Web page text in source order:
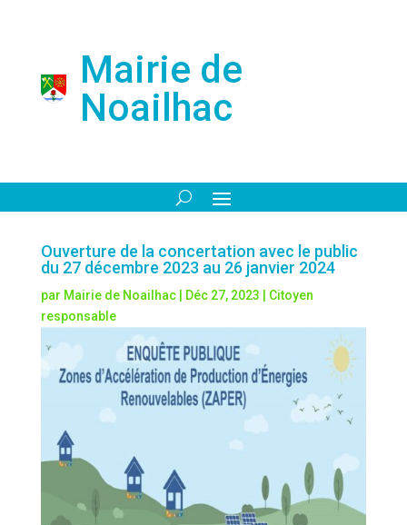
Mairie de
Noailhac
Ouverture de la concertation avec le public
du 27 décembre 2023 au 26 janvier 2024
par Mairie de Noailhac| Déc 27, 2023
Citoyen
responsable